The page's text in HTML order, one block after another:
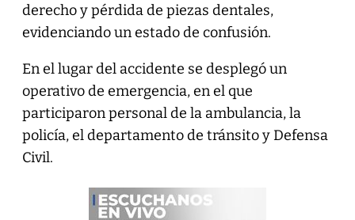
derecho y pérdida de piezas dentales,
evidenciando un estado de confusión.
En el lugar del accidente se desplegó un
operativo de emergencia, en el que
participaron personal de la ambulancia, la
policía, el departamento de tránsito y Defensa
Civil.